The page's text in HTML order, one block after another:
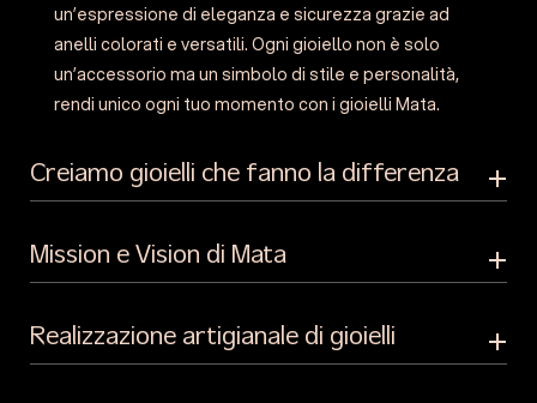
un’espressione di eleganza e sicurezza grazie ad
anelli colorati e versatili. Ogni gioiello non è solo
un’accessorio ma un simbolo di stile e personalità,
rendi unico ogni tuo momento con i gioielli Mata.
Creiamo gioielli che fanno la differenza
Mission e Vision di Mata
Realizzazione artigianale di gioielli